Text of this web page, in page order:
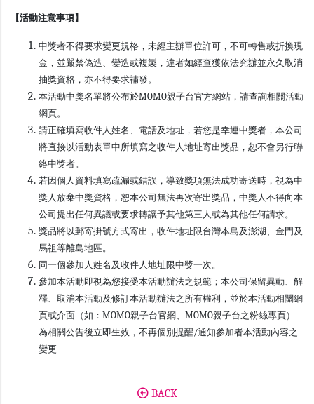
【活動注意事項】
中獎者不得要求變更規格，未經主辦單位許可，不可轉售或折換現
金，並嚴禁偽造、變造或複製，違者如經查獲依法究辦並永久取消
抽獎資格，亦不得要求補發。
本活動中獎名單將公布於MOMO親子台官方網站，請查詢相關活動
網頁。
請正確填寫收件人姓名、電話及地址，若您是幸運中獎者，本公司
將直接以活動表單中所填寫之收件人地址寄出獎品，恕不會另行聯
絡中獎者。
若因個人資料填寫疏漏或錯誤，導致獎項無法成功寄送時，視為中
獎人放棄中獎資格，恕本公司無法再次寄出獎品，中獎人不得向本
公司提出任何異議或要求轉讓予其他第三人或為其他任何請求。
獎品將以郵寄掛號方式寄出，收件地址限台灣本島及澎湖、金門及
馬祖等離島地區。
同一個參加人姓名及收件人地址限中獎一次。
參加本活動即視為您接受本活動辦法之規範；本公司保留異動、解
釋、取消本活動及修訂本活動辦法之所有權利，並於本活動相關網
頁或介面（如：MOMO親子台官網、MOMO親子台之粉絲專頁）
為相關公告後立即生效，不再個別提醒/通知參加者本活動內容之
變更
BACK